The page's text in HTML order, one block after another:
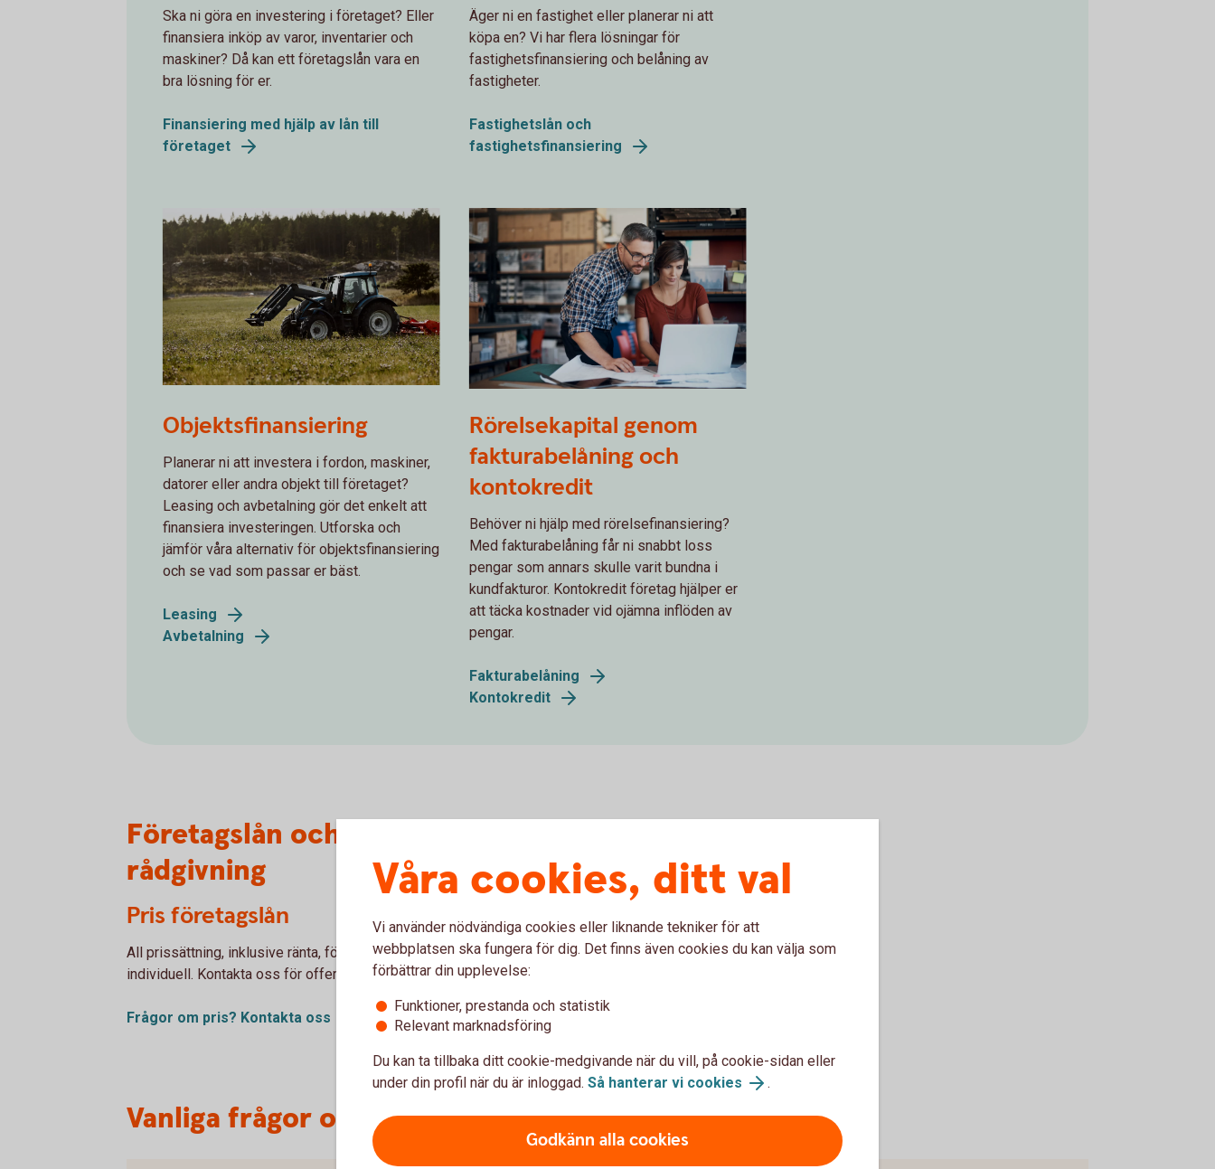
Ska ni göra en investering i företaget? Eller
finansiera inköp av varor, inventarier och
maskiner? Då kan ett företagslån vara en
bra lösning för er.
Finansiering med hjälp av lån till
företaget
Äger ni en fastighet eller planerar ni att
köpa en? Vi har flera lösningar för
fastighetsfinansiering och belåning av
fastigheter.
Fastighetslån och
fastighetsfinansiering
Objektsfinansiering
Planerar ni att investera i fordon, maskiner,
datorer eller andra objekt till företaget?
Leasing och avbetalning gör det enkelt att
finansiera investeringen. Utforska och
jämför våra alternativ för objektsfinansiering
och se vad som passar er bäst.
Leasing
Avbetalning
Rörelsekapital genom
fakturabelåning och
kontokredit
Behöver ni hjälp med rörelsefinansiering?
Med fakturabelåning får ni snabbt loss
pengar som annars skulle varit bundna i
kundfakturor. Kontokredit företag hjälper er
att täcka kostnader vid ojämna inflöden av
pengar.
Fakturabelåning
Kontokredit
Företagslån och företagsfinansiering – pris och
rådgivning
Pris företagslån
All prissättning, inklusive ränta, för företagslån och annan finansiering är
individuell. Kontakta oss för offert.
Frågor om pris? Kontakta oss
Vanliga frågor och svar om företagslån
Våra cookies, ditt val
Vi använder nödvändiga cookies eller liknande tekniker för att
webbplatsen ska fungera för dig. Det finns även cookies du kan välja som
förbättrar din upplevelse:
Funktioner, prestanda och statistik
Relevant marknadsföring
Du kan ta tillbaka ditt cookie-medgivande när du vill, på cookie-sidan eller
under din profil när du är inloggad. Så hanterar vi cookies .
Godkänn alla cookies